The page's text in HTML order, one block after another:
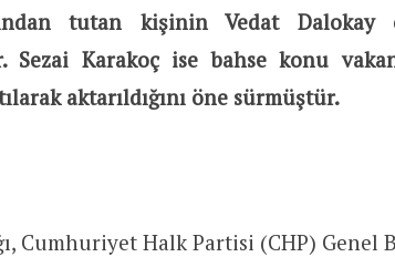
tutan kişinin Vedat Dalokay
Karakoç ise bahse konu
aktarıldığını öne sürmüştür.
Cumhuriyet Halk Partisi (CHP) Genel